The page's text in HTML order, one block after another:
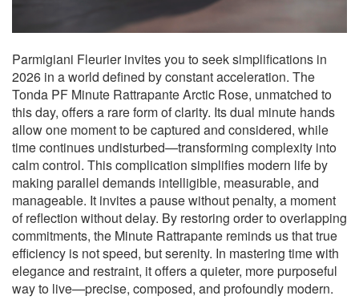
Parmigiani Fleurier invites you to seek simplifications in
2026 in a world defined by constant acceleration. The
Tonda PF Minute Rattrapante Arctic Rose, unmatched to
this day, offers a rare form of clarity. Its dual minute hands
allow one moment to be captured and considered, while
time continues undisturbed—transforming complexity into
calm control. This complication simplifies modern life by
making parallel demands intelligible, measurable, and
manageable. It invites a pause without penalty, a moment
of reflection without delay. By restoring order to overlapping
commitments, the Minute Rattrapante reminds us that true
efficiency is not speed, but serenity. In mastering time with
elegance and restraint, it offers a quieter, more purposeful
way to live—precise, composed, and profoundly modern.